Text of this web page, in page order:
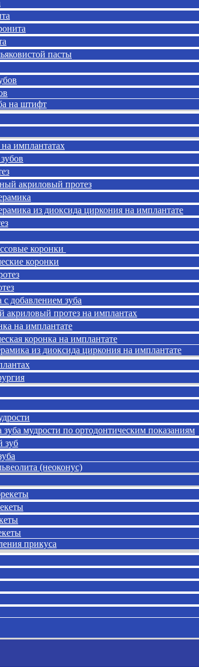
пасты
на штифт
имплантатах
акриловый протез
из диоксида циркония на имплантате
коронки
коронки
добавлением зуба
протез на имплантах
на имплантате
коронка на имплантате
из диоксида циркония на имплантате
зуба мудрости по ортодонтическим показаниям
зуб
(неоконус)
прикуса